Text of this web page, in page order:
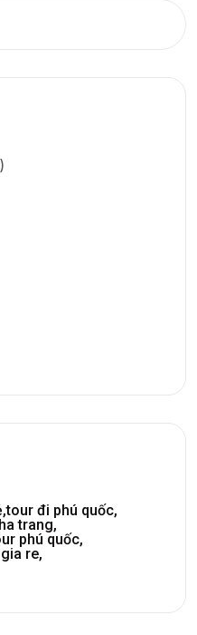
tour đi phú quốc,
trang,
phú quốc,
re,